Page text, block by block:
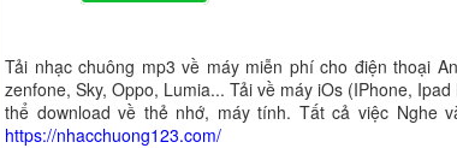
Tải nhạc chuông mp3 về máy miễn phí cho điện thoại
zenfone, Sky, Oppo, Lumia... Tải về máy iOs (IPhone,
thể download về thẻ nhớ, máy tính. Tất cả việc Nghe
https://nhacchuong123.com/